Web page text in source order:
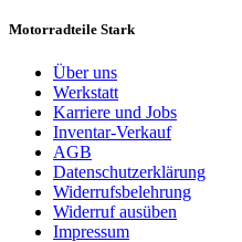
Motorradteile Stark
Über uns
Werkstatt
Karriere und Jobs
Inventar-Verkauf
AGB
Datenschutzerklärung
Widerrufsbelehrung
Widerruf ausüben
Impressum